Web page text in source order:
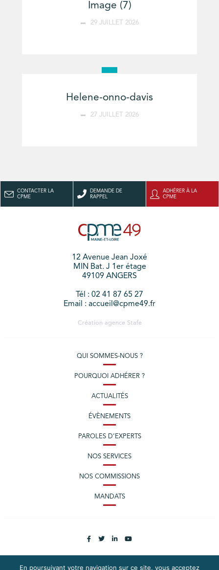
Image (7)
29 JUILLET 2026
Helene-onno-davis
27 JUILLET 2026
CONTACTER LA
CPME
DEMANDE DE
RAPPEL
ADHÉRER À LA
CPME
12 Avenue Jean Joxé
MIN Bat. J 1er étage
49109 ANGERS
Tél : 02 41 87 65 27
Email : accueil@cpme49.fr
Création agence Stafe
QUI SOMMES-NOUS ?
POURQUOI ADHÉRER ?
ACTUALITÉS
ÉVÈNEMENTS
PAROLES D’EXPERTS
NOS SERVICES
NOS COMMISSIONS
MANDATS
En poursuivant votre navigation sur ce site, vous acceptez